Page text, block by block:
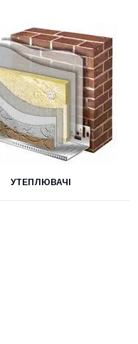
УТЕПЛЮВАЧІ